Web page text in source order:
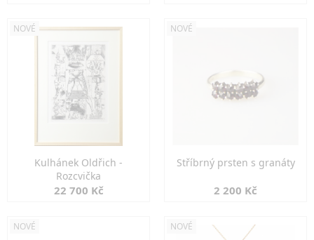
NOVÉ
Kulhánek Oldřich -
Rozcvička
22 700 Kč
NOVÉ
Stříbrný prsten s granáty
2 200 Kč
NOVÉ NOVÉ